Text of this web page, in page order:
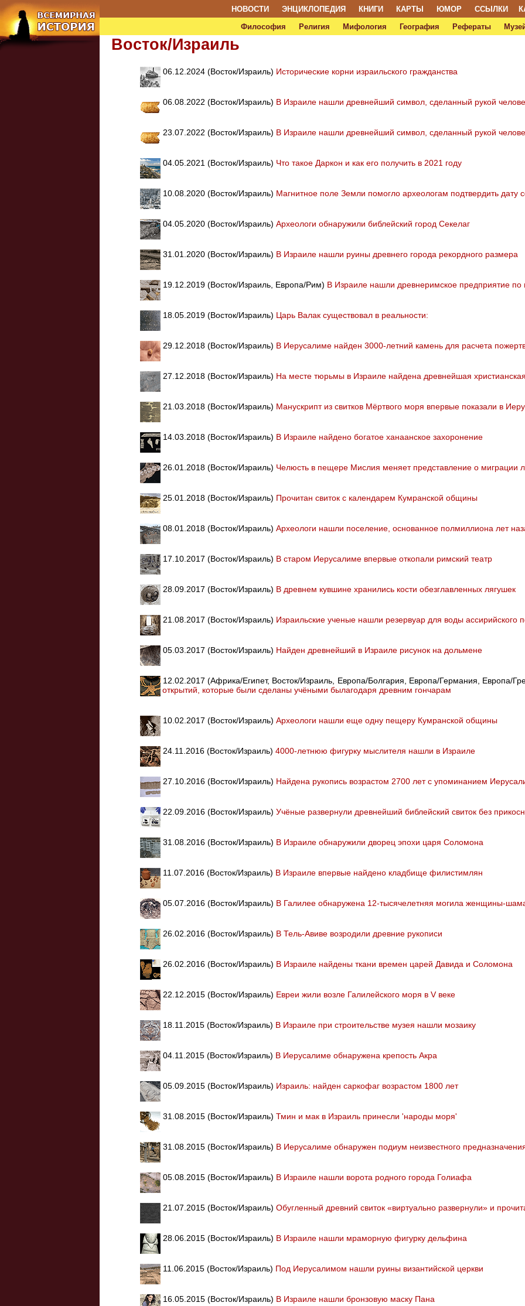
НОВОСТИ ЭНЦИКЛОПЕДИЯ КНИГИ КАРТЫ ЮМОР ССЫЛКИ
Философия
Религия Мифология География Рефераты
Восток/Израиль
06.12.2024 (Восток/Израиль) Исторические корни израильского гражданства
06.08.2022 (Восток/Израиль) В Израиле нашли древнейший символ, сделанный рукой
23.07.2022 (Восток/Израиль) В Израиле нашли древнейший символ, сделанный рукой
04.05.2021 (Восток/Израиль) Что такое Даркон и как его получить в 2021 году
10.08.2020 (Восток/Израиль) Магнитное поле Земли помогло археологам подтвердить дату
04.05.2020 (Восток/Израиль) Археологи обнаружили библейский город Секелаг
31.01.2020 (Восток/Израиль) В Израиле нашли руины древнего города рекордного размера
19.12.2019 (Восток/Израиль, Европа/Рим) В Израиле нашли древнеримское предприятие по
18.05.2019 (Восток/Израиль) Царь Валак существовал в реальности:
29.12.2018 (Восток/Израиль) В Иерусалиме найден 3000-летний камень для расчета
27.12.2018 (Восток/Израиль) На месте тюрьмы в Израиле найдена древнейшая
21.03.2018 (Восток/Израиль) Манускрипт из свитков Мёртвого моря впервые показали в
14.03.2018 (Восток/Израиль) В Израиле найдено богатое ханаанское захоронение
26.01.2018 (Восток/Израиль) Челюсть в пещере Мислия меняет представление о миграции
25.01.2018 (Восток/Израиль) Прочитан свиток с календарем Кумранской общины
08.01.2018 (Восток/Израиль) Археологи нашли поселение, основанное полмиллиона лет
17.10.2017 (Восток/Израиль) В старом Иерусалиме впервые откопали римский театр
28.09.2017 (Восток/Израиль) В древнем кувшине хранились кости обезглавленных лягушек
21.08.2017 (Восток/Израиль) Израильские ученые нашли резервуар для воды ассирийского
05.03.2017 (Восток/Израиль) Найден древнейший в Израиле рисунок на дольмене
12.02.2017 (Африка/Египет, Восток/Израиль, Европа/Болгария, Европа/Германия, Европа/
открытий, которые были сделаны учёными былагодаря древним гончарам
10.02.2017 (Восток/Израиль) Археологи нашли еще одну пещеру Кумранской общины
24.11.2016 (Восток/Израиль) 4000-летнюю фигурку мыслителя нашли в Израиле
27.10.2016 (Восток/Израиль) Найдена рукопись возрастом 2700 лет с упоминанием
22.09.2016 (Восток/Израиль) Учёные развернули древнейший библейский свиток без
31.08.2016 (Восток/Израиль) В Израиле обнаружили дворец эпохи царя Соломона
11.07.2016 (Восток/Израиль) В Израиле впервые найдено кладбище филистимлян
05.07.2016 (Восток/Израиль) В Галилее обнаружена 12-тысячелетняя могила женщины-
26.02.2016 (Восток/Израиль) В Тель-Авиве возродили древние рукописи
26.02.2016 (Восток/Израиль) В Израиле найдены ткани времен царей Давида и Соломона
22.12.2015 (Восток/Израиль) Евреи жили возле Галилейского моря в V веке
18.11.2015 (Восток/Израиль) В Израиле при строительстве музея нашли мозаику
04.11.2015 (Восток/Израиль) В Иерусалиме обнаружена крепость Акра
05.09.2015 (Восток/Израиль) Израиль: найден саркофаг возрастом 1800 лет
31.08.2015 (Восток/Израиль) Тмин и мак в Израиль принесли 'народы моря'
31.08.2015 (Восток/Израиль) В Иерусалиме обнаружен подиум неизвестного
05.08.2015 (Восток/Израиль) В Израиле нашли ворота родного города Голиафа
21.07.2015 (Восток/Израиль) Обугленный древний свиток «виртуально развернули» и
28.06.2015 (Восток/Израиль) В Израиле нашли мраморную фигурку дельфина
11.06.2015 (Восток/Израиль) Под Иерусалимом нашли руины византийской церкви
16.05.2015 (Восток/Израиль) В Израиле нашли бронзовую маску Пана